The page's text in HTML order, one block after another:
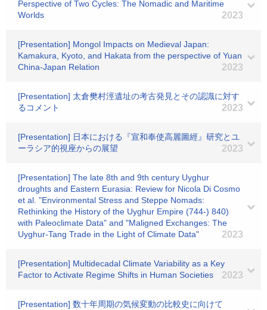
Perspective of Two Cycles: The Nomadic and Maritime
Worlds
2023
[Presentation] Mongol Impacts on Medieval Japan:
Kamakura, Kyoto, and Hakata from the perspective of Yuan
China-Japan Relation
2023
[Presentation] 太倉樊村涇遺址の考古発見とその認識に対す
るコメント
2023
[Presentation] 日本における『宣和奉使高麗圖經』研究とユ
ーラシア的視座からの展望
2023
[Presentation] The late 8th and 9th century Uyghur
droughts and Eastern Eurasia: Review for Nicola Di Cosmo
et al. "Environmental Stress and Steppe Nomads:
Rethinking the History of the Uyghur Empire (744-) 840)
with Paleoclimate Data" and "Maligned Exchanges: The
Uyghur-Tang Trade in the Light of Climate Data"
2023
[Presentation] Multidecadal Climate Variability as a Key
Factor to Activate Regime Shifts in Human Societies
2023
[Presentation] 数十年周期の気候変動の比較史に向けて